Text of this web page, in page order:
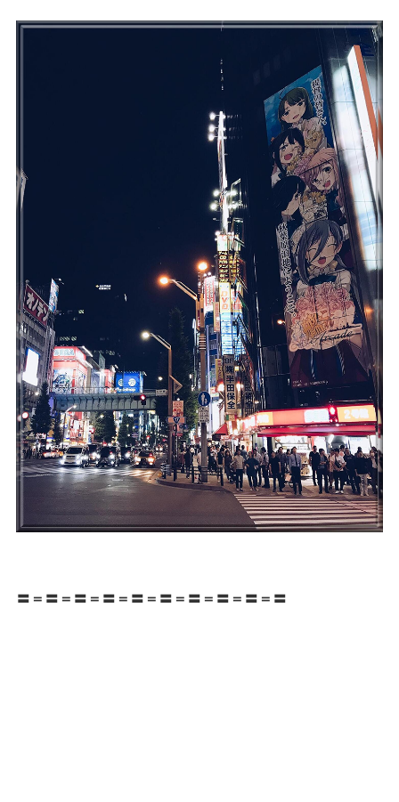
〓＝〓＝〓＝〓＝〓＝〓＝〓＝〓＝〓＝〓